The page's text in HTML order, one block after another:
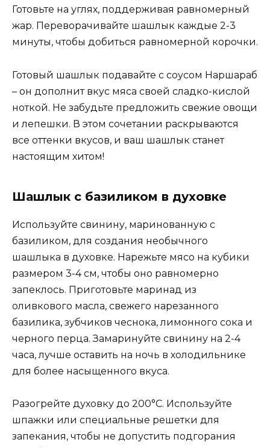
Готовьте на углях, поддерживая равномерный
жар. Переворачивайте шашлык каждые 2-3
минуты, чтобы добиться равномерной корочки.
Готовый шашлык подавайте с соусом Наршараб
– он дополнит вкус мяса своей сладко-кислой
ноткой. Не забудьте предложить свежие овощи
и лепешки. В этом сочетании раскрываются
все оттенки вкусов, и ваш шашлык станет
настоящим хитом!
Шашлык с базиликом в духовке
Используйте свинину, маринованную с
базиликом, для создания необычного
шашлыка в духовке. Нарежьте мясо на кубики
размером 3-4 см, чтобы оно равномерно
запеклось. Приготовьте маринад из
оливкового масла, свежего нарезанного
базилика, зубчиков чеснока, лимонного сока и
черного перца. Замаринуйте свинину на 2-4
часа, лучше оставить на ночь в холодильнике
для более насыщенного вкуса.
Разогрейте духовку до 200°C. Используйте
шпажки или специальные решетки для
запекания, чтобы не допустить подгорания